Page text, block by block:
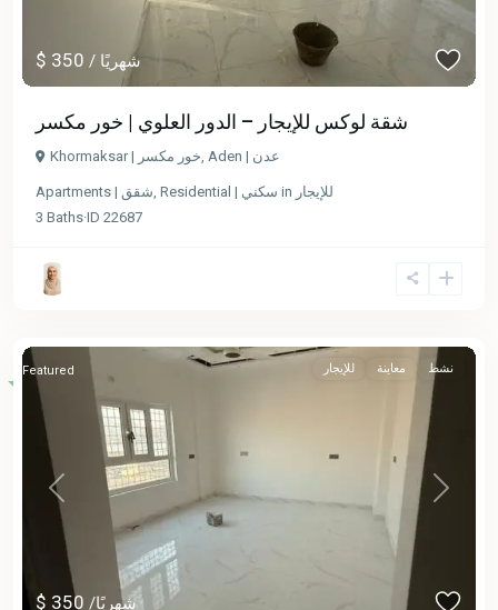
$ 350 / شهريًا
شقة لوكس للإيجار – الدور العلوي | خور مكسر
Khormaksar | خور مكسر Aden | عدن
Apartments | شقق Residential | سكني in للإيجار
3 Baths·ID 22687
Previous Next
$ 350 /شهريًا
للإيجار معاينة نشط Featured